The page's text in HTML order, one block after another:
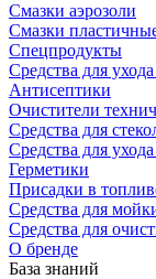
Смазки аэрозоли
Смазки
Спецпродукты
Средства для
Антисептики
Очистители
Средства для
Средства для
Герметики
Присадки в
Средства для
Средства для
О бренде
База знаний